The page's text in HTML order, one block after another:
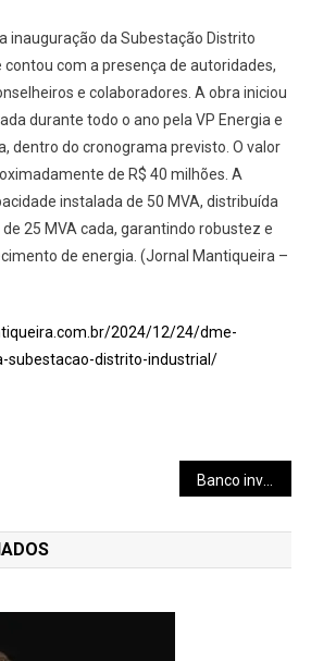
inauguração da Subestação Distrito
contou com a presença de autoridades,
e colaboradores. A obra iniciou
durante todo o ano pela VP Energia e
dentro do cronograma previsto. O valor
de R$ 40 milhões. A
instalada de 50 MVA, distribuída
25 MVA cada, garantindo robustez e
de energia. (Jornal Mantiqueira –
2024/12/24/dme-
subestacao-distrito-industrial/